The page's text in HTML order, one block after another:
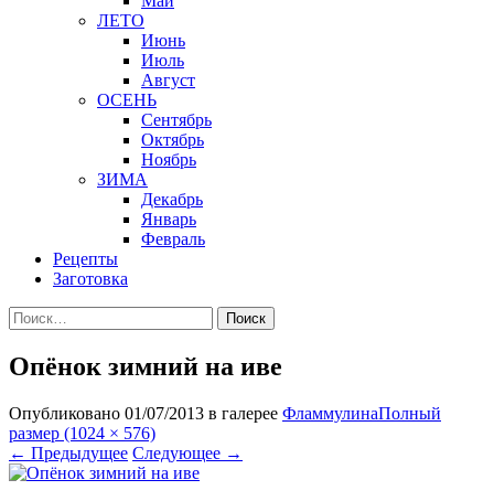
ЛЕТО
Июнь
Июль
Август
ОСЕНЬ
Сентябрь
Октябрь
Ноябрь
ЗИМА
Декабрь
Январь
Февраль
Рецепты
Заготовка
Найти:
Опёнок зимний на иве
Опубликовано 01/07/2013 в галерее ФламмулинаПолный
размер (1024 × 576)
← Предыдущее Следующее →